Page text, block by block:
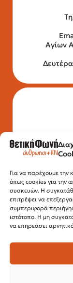
Για να παρέχουμε την
όπως cookies για την
συσκευών. Η
επιτρέψει να
συμπεριφορά
ιστότοπο. Η μη
να επηρεάσει
Αγίων